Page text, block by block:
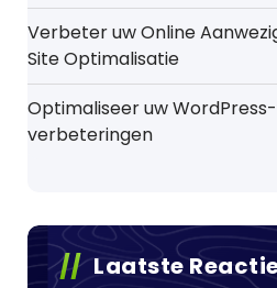
Verbeter uw Online
Site Optimalisatie
Optimaliseer uw
verbeteringen
Laatste